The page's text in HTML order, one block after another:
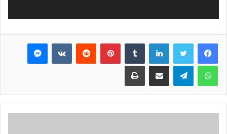
فيسبوك تويتر لينكدإن بينتيريست ماسنجر
واتساب تيلقرام مشاركة عبر البريد طباعة